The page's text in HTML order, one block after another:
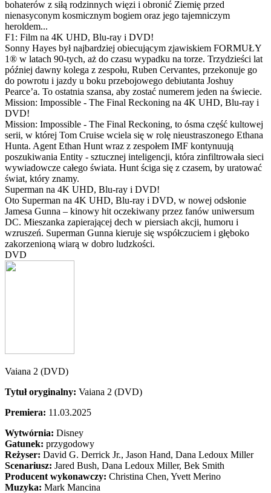
bohaterów z siłą rodzinnych więzi i obronić Ziemię przed
nienasyconym kosmicznym bogiem oraz jego tajemniczym
heroldem...
F1: Film na 4K UHD, Blu-ray i DVD!
Sonny Hayes był najbardziej obiecującym zjawiskiem FORMUŁY
1® w latach 90-tych, aż do czasu wypadku na torze. Trzydzieści lat
później dawny kolega z zespołu, Ruben Cervantes, przekonuje go
do powrotu i jazdy u boku przebojowego debiutanta Joshuy
Pearce’a. To ostatnia szansa, aby zostać numerem jeden na świecie.
Mission: Impossible - The Final Reckoning na 4K UHD, Blu-ray i
DVD!
Mission: Impossible - The Final Reckoning, to ósma część kultowej
serii, w której Tom Cruise wciela się w rolę nieustraszonego Ethana
Hunta. Agent Ethan Hunt wraz z zespołem IMF kontynuują
poszukiwania Entity - sztucznej inteligencji, która zinfiltrowała sieci
wywiadowcze całego świata. Hunt ściga się z czasem, by uratować
świat, który znamy.
Superman na 4K UHD, Blu-ray i DVD!
Oto Superman na 4K UHD, Blu-ray i DVD, w nowej odsłonie
Jamesa Gunna – kinowy hit oczekiwany przez fanów uniwersum
DC. Mieszanka zapierającej dech w piersiach akcji, humoru i
wzruszeń. Superman Gunna kieruje się współczuciem i głęboko
zakorzenioną wiarą w dobro ludzkości.
DVD
Vaiana 2 (DVD)
Tytuł oryginalny: Vaiana 2 (DVD)
Premiera: 11.03.2025
Wytwórnia: Disney
Gatunek: przygodowy
Reżyser: David G. Derrick Jr., Jason Hand, Dana Ledoux Miller
Scenariusz: Jared Bush, Dana Ledoux Miller, Bek Smith
Producent wykonawczy: Christina Chen, Yvett Merino
Muzyka: Mark Mancina